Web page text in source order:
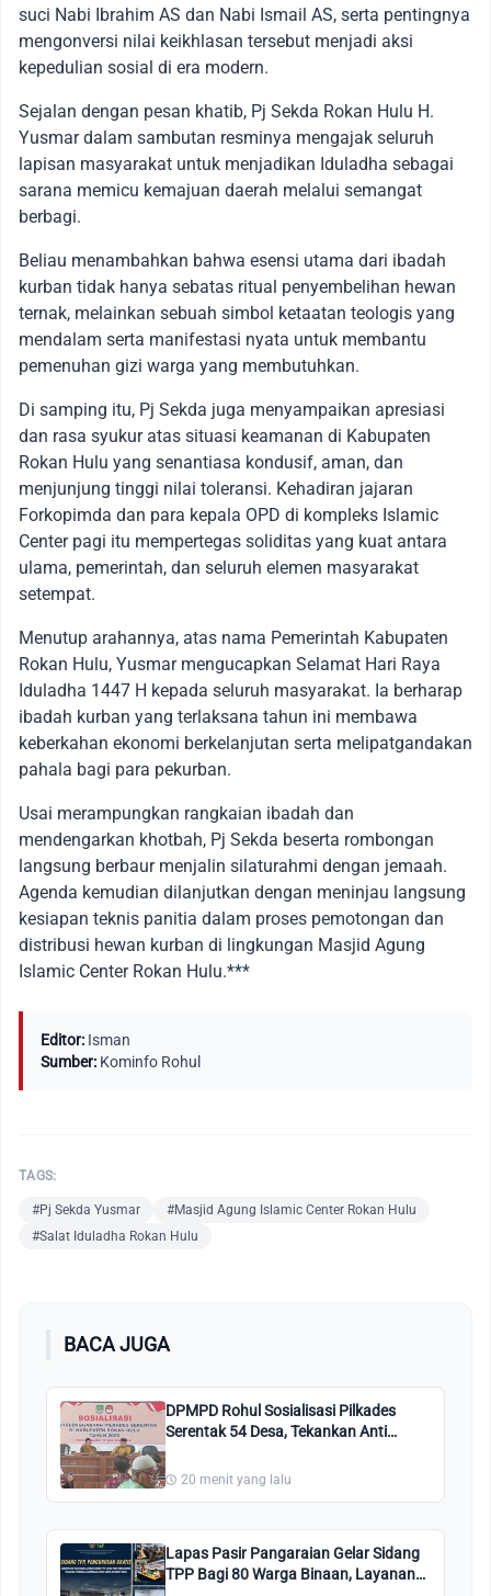
suci Nabi Ibrahim AS dan Nabi Ismail AS, serta pentingnya
mengonversi nilai keikhlasan tersebut menjadi aksi
kepedulian sosial di era modern.
Sejalan dengan pesan khatib, Pj Sekda Rokan Hulu H.
Yusmar dalam sambutan resminya mengajak seluruh
lapisan masyarakat untuk menjadikan Iduladha sebagai
sarana memicu kemajuan daerah melalui semangat
berbagi.
Beliau menambahkan bahwa esensi utama dari ibadah
kurban tidak hanya sebatas ritual penyembelihan hewan
ternak, melainkan sebuah simbol ketaatan teologis yang
mendalam serta manifestasi nyata untuk membantu
pemenuhan gizi warga yang membutuhkan.
Di samping itu, Pj Sekda juga menyampaikan apresiasi
dan rasa syukur atas situasi keamanan di Kabupaten
Rokan Hulu yang senantiasa kondusif, aman, dan
menjunjung tinggi nilai toleransi. Kehadiran jajaran
Forkopimda dan para kepala OPD di kompleks Islamic
Center pagi itu mempertegas soliditas yang kuat antara
ulama, pemerintah, dan seluruh elemen masyarakat
setempat.
Menutup arahannya, atas nama Pemerintah Kabupaten
Rokan Hulu, Yusmar mengucapkan Selamat Hari Raya
Iduladha 1447 H kepada seluruh masyarakat. Ia berharap
ibadah kurban yang terlaksana tahun ini membawa
keberkahan ekonomi berkelanjutan serta melipatgandakan
pahala bagi para pekurban.
Usai merampungkan rangkaian ibadah dan
mendengarkan khotbah, Pj Sekda beserta rombongan
langsung berbaur menjalin silaturahmi dengan jemaah.
Agenda kemudian dilanjutkan dengan meninjau langsung
kesiapan teknis panitia dalam proses pemotongan dan
distribusi hewan kurban di lingkungan Masjid Agung
Islamic Center Rokan Hulu.***
Editor: Isman
Sumber: Kominfo Rohul
TAGS:
#Pj Sekda Yusmar
#Masjid Agung Islamic Center Rokan Hulu
#Salat Iduladha Rokan Hulu
BACA JUGA
DPMPD Rohul Sosialisasi Pilkades
Serentak 54 Desa, Tekankan Anti
20 menit yang lalu
Lapas Pasir Pangaraian Gelar Sidang
TPP Bagi 80 Warga Binaan, Layanan